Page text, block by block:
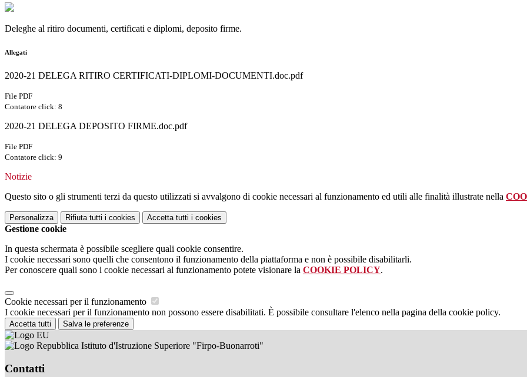
Deleghe al ritiro documenti, certificati e diplomi, deposito firme.
Allegati
2020-21 DELEGA RITIRO CERTIFICATI-DIPLOMI-DOCUMENTI.doc.pdf
File PDF
Contatore click: 8
2020-21 DELEGA DEPOSITO FIRME.doc.pdf
File PDF
Contatore click: 9
Notizie
Questo sito o gli strumenti terzi da questo utilizzati si avvalgono di cookie necessari al funzionamento ed utili alle finalità illustrate nella
Personalizza Rifiuta tutti i cookies Accetta tutti i cookies
Gestione cookie
In questa schermata è possibile scegliere quali cookie consentire.
I cookie necessari sono quelli che consentono il funzionamento della piattaforma e non è possibile disabilitarli.
Per conoscere quali sono i cookie necessari al funzionamento potete visionare la COOKIE POLICY.
Cookie necessari per il funzionamento
I cookie necessari per il funzionamento non possono essere disabilitati. È possibile consultare l'elenco nella pagina della cookie policy.
Accetta tutti Salva le preferenze
Istituto d'Istruzione Superiore "Firpo-Buonarroti"
Contatti